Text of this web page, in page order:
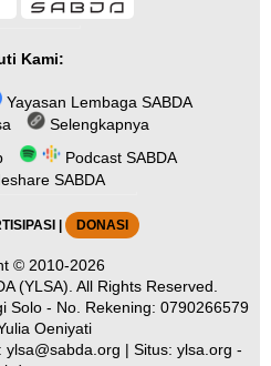
Kami:
Yayasan Lembaga SABDA
Selengkapnya
Podcast SABDA
SABDA
DONASI
© 2010-2026
(YLSA). All Rights Reserved.
Solo - No. Rekening: 0790266579
Oeniyati
ylsa@sabda.org | Situs: ylsa.org -